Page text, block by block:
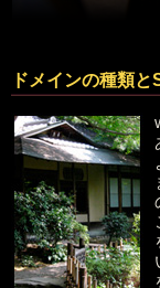
ドメインの種類